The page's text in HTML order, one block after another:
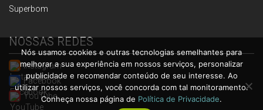
Superbom
NOSSAS REDES
Instagram
Facebook
YouTube
Nós usamos cookies e outras tecnologias semelhantes para
melhorar a sua experiência em nossos serviços, personalizar
publicidade e recomendar conteúdo de seu interesse. Ao
utilizar nossos serviços, você concorda com tal monitoramento.
Conheça nossa página de Política de Privacidade.